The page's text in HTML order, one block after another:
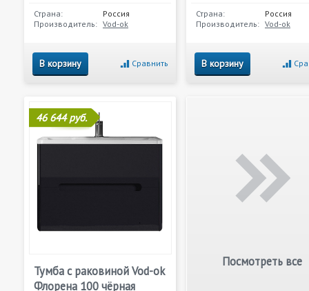
Страна:
Россия
Производитель: Vod-ok
В корзину Сравнить
Страна:
Россия
Производитель: Vod-ok
В корзину
46 644 руб.
Тумба с раковиной Vod-ok
Флорена 100 чёрная
Посмотреть все